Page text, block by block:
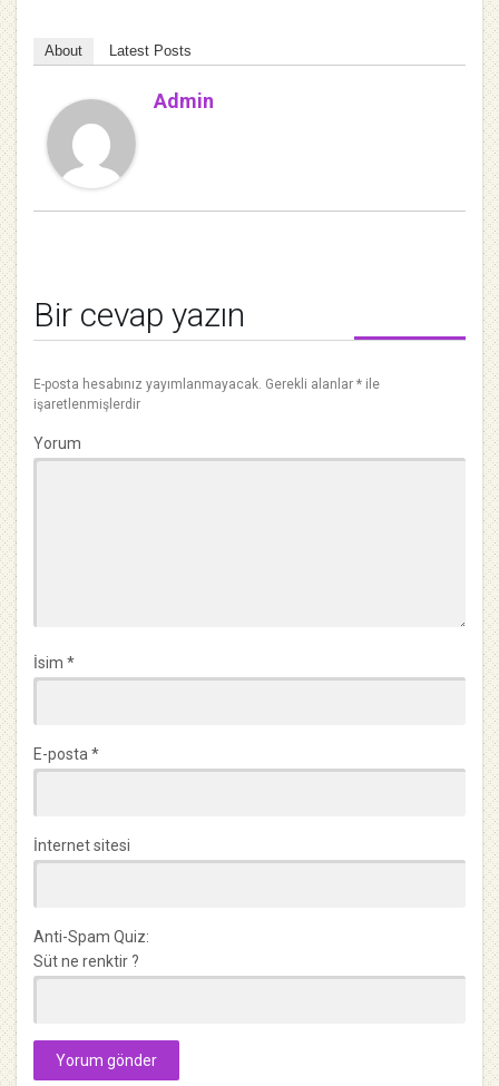
About Latest Posts
Admin
Bir cevap yazın
E-posta hesabınız yayımlanmayacak. Gerekli alanlar * ile
işaretlenmişlerdir
Yorum
İsim *
E-posta *
İnternet sitesi
Anti-Spam Quiz:
Süt ne renktir ?